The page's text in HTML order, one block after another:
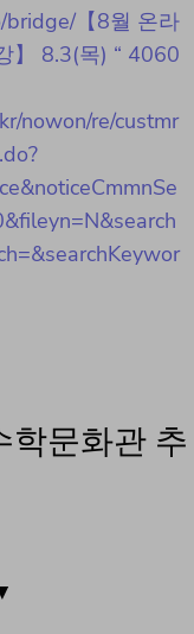
【8월 온라
】 8.3(목) “ 4060
nowon/re/custmr
학문화관 추